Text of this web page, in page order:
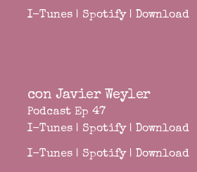
I-Tunes | Spotify| Download
con Javier Weyler
Podcast Ep 47
I-Tunes | Spotify| Download
I-Tunes | Spotify| Download